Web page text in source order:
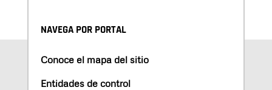
NAVEGA POR PORTAL
Conoce el mapa del sitio
Entidades de control